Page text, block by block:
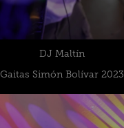
DJ Maltín
Gaitas Simón Bolívar 2023